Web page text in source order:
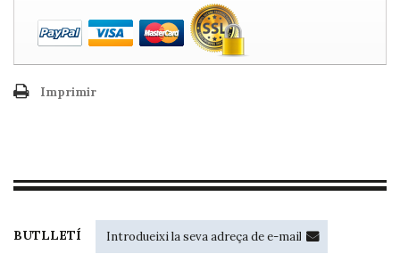
Imprimir
BUTLLETÍ